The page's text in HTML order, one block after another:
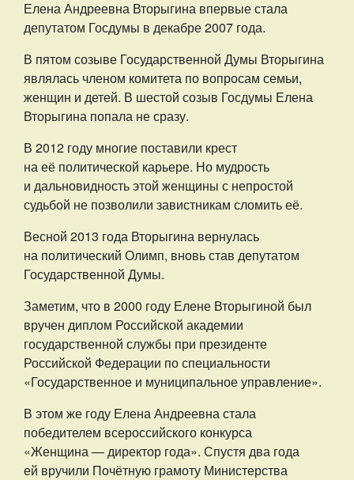
Елена Андреевна Вторыгина впервые стала
депутатом Госдумы в декабре 2007 года.
В пятом созыве Государственной Думы Вторыгина
являлась членом комитета по вопросам семьи,
женщин и детей. В шестой созыв Госдумы Елена
Вторыгина попала не сразу.
В 2012 году многие поставили крест
на её политической карьере. Но мудрость
и дальновидность этой женщины с непростой
судьбой не позволили завистникам сломить её.
Весной 2013 года Вторыгина вернулась
на политический Олимп, вновь став депутатом
Государственной Думы.
Заметим, что в 2000 году Елене Вторыгиной был
вручен диплом Российской академии
государственной службы при президенте
Российской Федерации по специальности
«Государственное и муниципальное управление».
В этом же году Елена Андреевна стала
победителем всероссийского конкурса
«Женщина — директор года». Спустя два года
ей вручили Почётную грамоту Министерства